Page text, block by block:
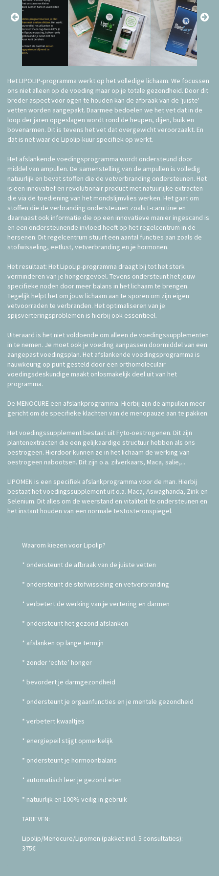
Het LIPOLIP-programma werkt op het volledige lichaam. We focussen
ons niet alleen op de voeding maar op je totale gezondheid. Door dit
breder aspect voor ogen te houden kan de afbraak van de 'juiste'
vetten worden aangepakt. Daarmee bedoelen we het vet dat in de
loop der jaren opgeslagen wordt rond de heupen, dijen, buik en
bovenarmen. Dit is tevens het vet dat overgewicht veroorzaakt. En
dat is net waar de Lipolip-kuur specifiek op werkt.
Het afslankende voedingsprogramma wordt ondersteund door
middel van ampullen. De samenstelling van de ampullen is volledig
natuurlijk en bevat stoffen die de vetverbranding ondersteunen. Het
is een innovatief en revolutionair product met natuurlijke extracten
die via de toediening van het mondslijmvlies werken. Het gaat om
stoffen die de verbranding ondersteunen zoals L-carnitine en
daarnaast ook informatie die op een innovatieve manier ingescand is
en een ondersteunende invloed heeft op het regelcentrum in de
hersenen. Dit regelcentrum stuurt een aantal functies aan zoals de
stofwisseling, eetlust, vetverbranding en je hormonen.
Het resultaat: Het LipoLip-programma draagt bij tot het sterk
verminderen van je hongergevoel. Tevens ondersteunt het jouw
specifieke noden door meer balans in het lichaam te brengen.
Tegelijk helpt het om jouw lichaam aan te sporen om zijn eigen
vetvoorraden te verbranden. Het optimaliseren van je
spijsverteringsproblemen is hierbij ook essentieel.
Uiteraard is het niet voldoende om alleen de voedingssupplementen
in te nemen. Je moet ook je voeding aanpassen doormiddel van een
aangepast voedingsplan. Het afslankende voedingsprogramma is
nauwkeurig op punt gesteld door een orthomoleculair
voedingsdeskundige maakt onlosmakelijk deel uit van het
programma.
De MENOCURE een afslankprogramma. Hierbij zijn de ampullen meer
gericht om de specifieke klachten van de menopauze aan te pakken.
Het voedingssupplement bestaat uit Fyto-oestrogenen. Dit zijn
plantenextracten die een gelijkaardige structuur hebben als ons
oestrogeen. Hierdoor kunnen ze in het lichaam de werking van
oestrogeen nabootsen. Dit zijn o.a. zilverkaars, Maca, salie,...
LIPOMEN is een specifiek afslankprogramma voor de man. Hierbij
bestaat het voedingssupplement uit o.a. Maca, Aswaghanda, Zink en
Selenium. Dit alles om de weerstand en vitaliteit te ondersteunen en
het instant houden van een normale testosteronspiegel.
Waarom kiezen voor Lipolip?
* ondersteunt de afbraak van de juiste vetten
* ondersteunt de stofwisseling en vetverbranding
* verbetert de werking van je vertering en darmen
* ondersteunt het gezond afslanken
* afslanken op lange termijn
* zonder ‘echte’ honger
* bevordert je darmgezondheid
* ondersteunt je orgaanfuncties en je mentale gezondheid
* verbetert kwaaltjes
* energiepeil stijgt opmerkelijk
* ondersteunt je hormoonbalans
* automatisch leer je gezond eten
* natuurlijk en 100% veilig in gebruik
TARIEVEN:
Lipolip/Menocure/Lipomen (pakket incl. 5 consultaties):
375€